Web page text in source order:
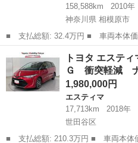
158,588km
2010年
神奈川県 相模原市
■ 支払総額: 32.4万円 ■ 車両本体価格： 228,000 円 ■ メーカー
名： トヨタ ■ 車種名： エステ
エラス Ｇエディション ユーザー買
／バックカメ...
神奈川 相模原市 エスティマ
トヨタ エステ
Ｇ 衝突軽減
1,980,000円
エスティマ
17,713km
2018年
世田谷区
■ 支払総額: 210.3万円 ■ 車両本体価格： 1,980,000 円 ■ メーカ